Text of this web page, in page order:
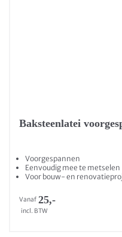
Baksteenlatei
Voorgespannen
Eenvoudig mee te metselen
Voor bouw- en
Vanaf 25,-
incl. BTW